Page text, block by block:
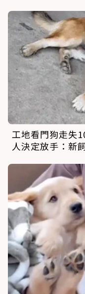
工地看門狗走失
人決定放手：新